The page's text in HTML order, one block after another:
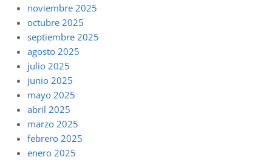
noviembre 2025
octubre 2025
septiembre 2025
agosto 2025
julio 2025
junio 2025
mayo 2025
abril 2025
marzo 2025
febrero 2025
enero 2025